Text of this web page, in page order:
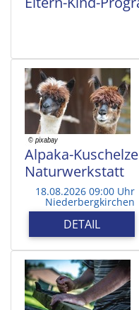
Alpaka-
Naturwerkstatt
18.08.2026 09:00 Uhr
Niederbergkirchen
DETAIL